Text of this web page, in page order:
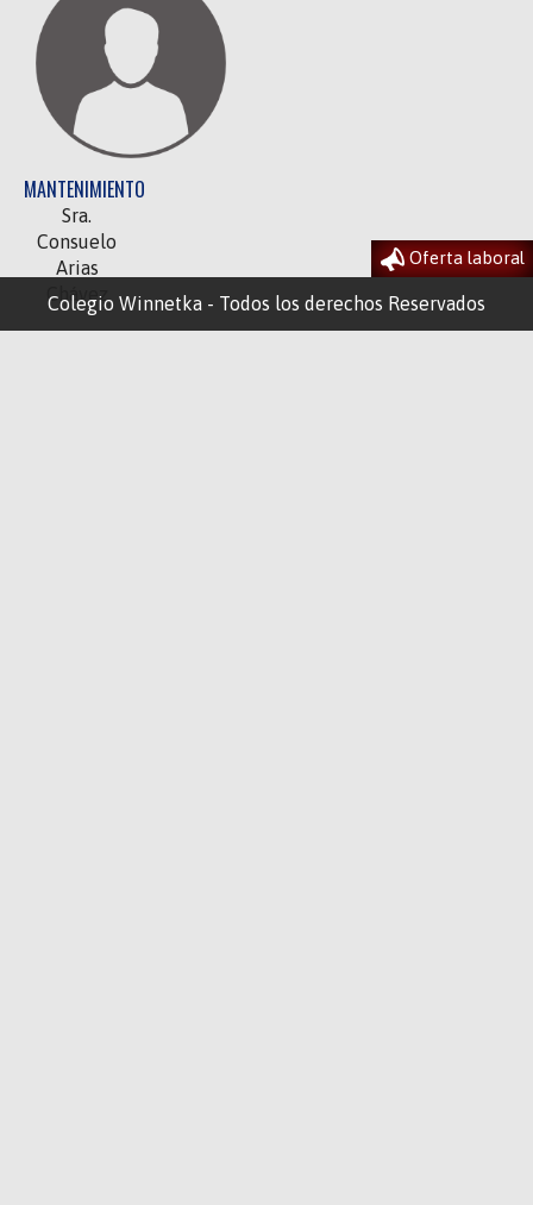
MANTENIMIENTO
Sra.
Consuelo
Arias
Chávez
Colegio Winnetka - Todos los derechos Reservados
Oferta laboral